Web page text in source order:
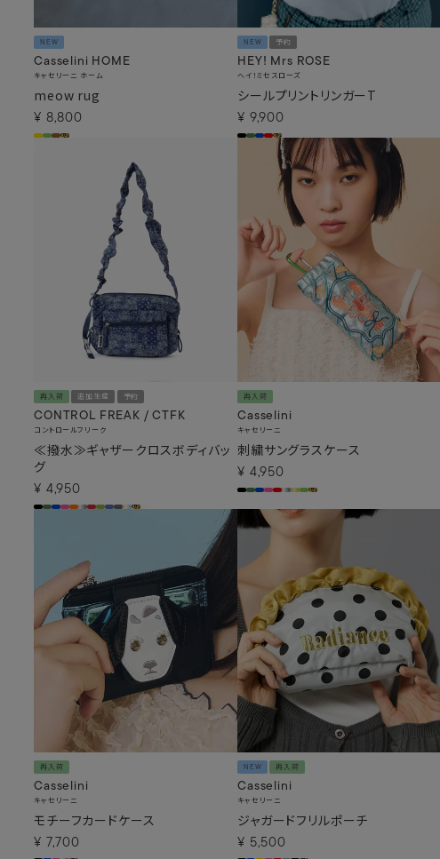
NEW
Casselini HOME
キャセリーニ ホーム
meow rug
¥ 8,800
NEW 予約
HEY! Mrs ROSE
ヘイ！ミセスローズ
シールプリントリンガーT
¥ 9,900
再入荷 追加生産 予約
CONTROL FREAK / CTFK
コントロールフリーク
≪撥水≫ギャザークロスボディバッ
グ
¥ 4,950
再入荷
Casselini
キャセリーニ
刺繍サングラスケース
¥ 4,950
再入荷
Casselini
キャセリーニ
モチーフカードケース
¥ 7,700
NEW 再入荷
Casselini
キャセリーニ
ジャガードフリルポーチ
¥ 5,500